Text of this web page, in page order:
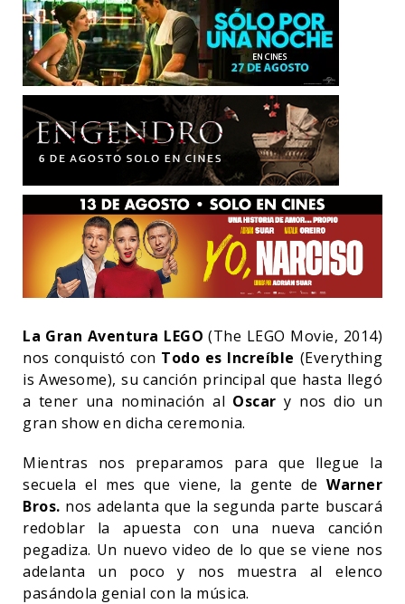
La Gran Aventura LEGO(The LEGO Movie, 2014)
nos conquistó con Todo es Increíble (Everything
is Awesome), su canción principal que hasta llegó
a tener una nominación al Oscar y nos dio un
gran show en dicha ceremonia.
Mientras nos preparamos para que llegue la
secuela el mes que viene, la gente de Warner
Bros. nos adelanta que la segunda parte buscará
redoblar la apuesta con una nueva canción
pegadiza. Un nuevo video de lo que se viene nos
adelanta un poco y nos muestra al elenco
pasándola genial con la música.